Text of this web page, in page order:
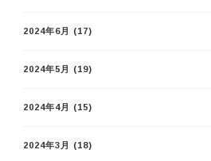
2024年6月 (17)
2024年5月 (19)
2024年4月 (15)
2024年3月 (18)